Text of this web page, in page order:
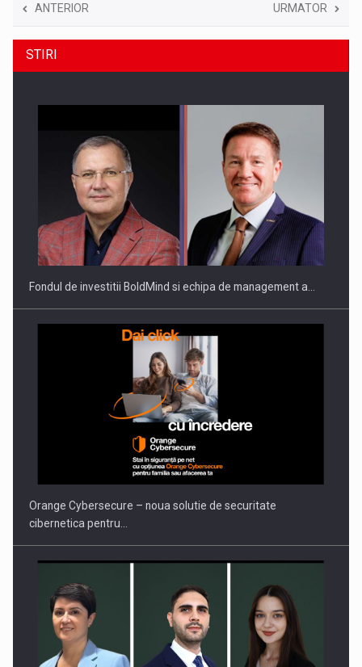
ANTERIOR URMATOR
STIRI
Fondul de investitii BoldMind si echipa de management a…
Orange Cybersecure – noua solutie de securitate
cibernetica pentru…